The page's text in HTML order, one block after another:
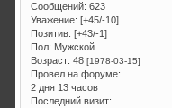
Сообщений: 623
Уважение: [+45/-10]
Позитив: [+43/-1]
Пол: Мужской
Возраст: 48[1978-03-15]
Провел на форуме:
2 дня 13 часов
Последний визит: